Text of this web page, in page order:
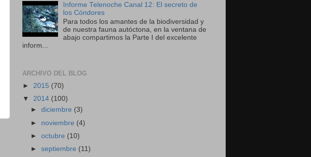
Informe Telenoche Canal 12: El secreto de
los Cóndores
Para todos los amantes de la biodiversidad y
de nuestra fauna autóctona, en la ventana de
abajo compartimos la Parte I del excelente
inform...
ARCHIVO DEL BLOG
► 2015 (70)
▼ 2014 (100)
►diciembre (3)
► noviembre (4)
►octubre (10)
►septiembre (11)